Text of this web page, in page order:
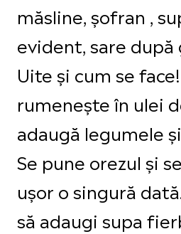
măsline, șofran ,
evident, sare după
Uite și cum se
rumenește în ulei
adaugă legumele
Se pune orezul și
ușor o singură
să adaugi supa